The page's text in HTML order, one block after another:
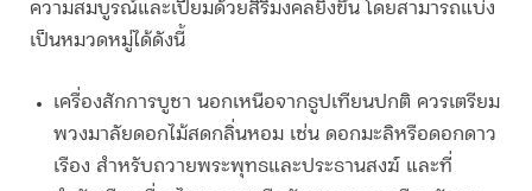
ความสมบูรณ์และเปี่ยมด้วยสิริมงคลยิ่งขึ้น โดยสามารถแบ่ง
เป็นหมวดหมู่ได้ดังนี้
เครื่องสักการบูชา นอกเหนือจากธูปเทียนปกติ ควรเตรียม
พวงมาลัยดอกไม้สดกลิ่นหอม เช่น ดอกมะลิหรือดอกดาว
เรือง สำหรับถวายพระพุทธและประธานสงฆ์ และที่